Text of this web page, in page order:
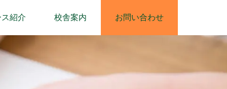
紹介 校舎案内 お問い合わせ